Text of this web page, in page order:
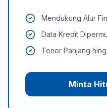
Mendukung Alur
Data Kredit
Tenor Panjang
Minta